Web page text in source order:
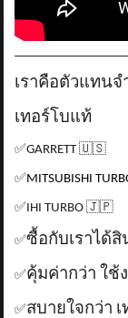
เราคือตัวแทนจ
เทอร์โบแท้
✅GARRETT🇺🇸
✅ MITSUBISHI
✅ IHI TURBO🇯🇵
✅ซื้อกับเราได้
✅คุ้มค่ากว่า ใช้
✅สบายใจกว่า